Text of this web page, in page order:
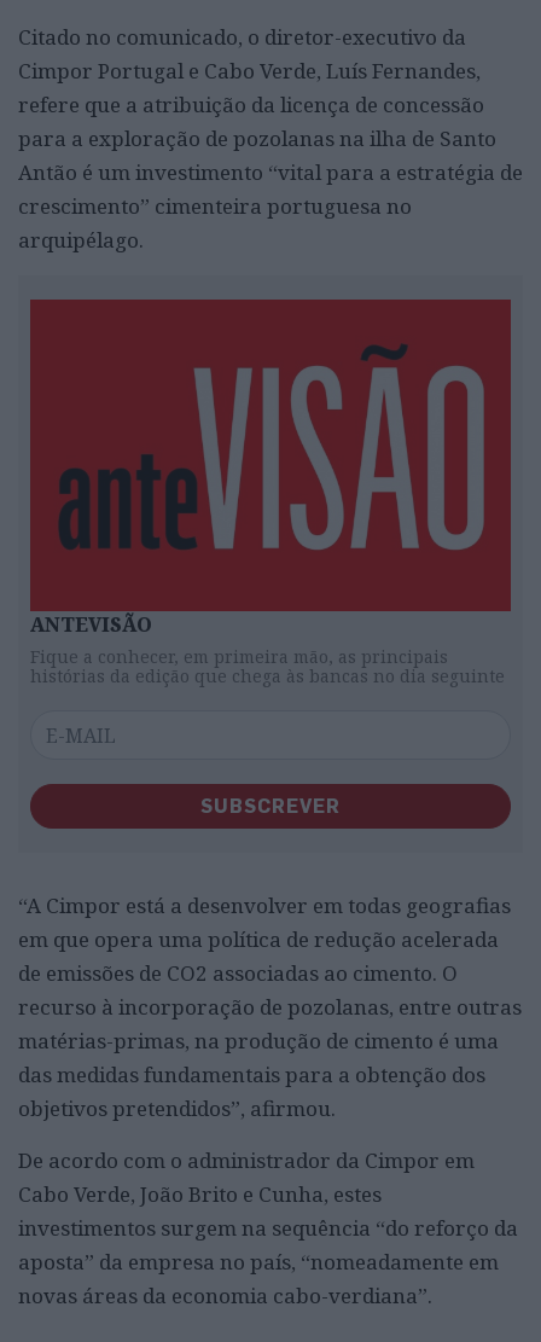
Citado no comunicado, o diretor-executivo da
Cimpor Portugal e Cabo Verde, Luís Fernandes,
refere que a atribuição da licença de concessão
para a exploração de pozolanas na ilha de Santo
Antão é um investimento “vital para a estratégia de
crescimento” cimenteira portuguesa no
arquipélago.
ANTEVISÃO
Fique a conhecer, em primeira mão, as principais
histórias da edição que chega às bancas no dia seguinte
SUBSCREVER
“A Cimpor está a desenvolver em todas geografias
em que opera uma política de redução acelerada
de emissões de CO2 associadas ao cimento. O
recurso à incorporação de pozolanas, entre outras
matérias-primas, na produção de cimento é uma
das medidas fundamentais para a obtenção dos
objetivos pretendidos”, afirmou.
De acordo com o administrador da Cimpor em
Cabo Verde, João Brito e Cunha, estes
investimentos surgem na sequência “do reforço da
aposta” da empresa no país, “nomeadamente em
novas áreas da economia cabo-verdiana”.